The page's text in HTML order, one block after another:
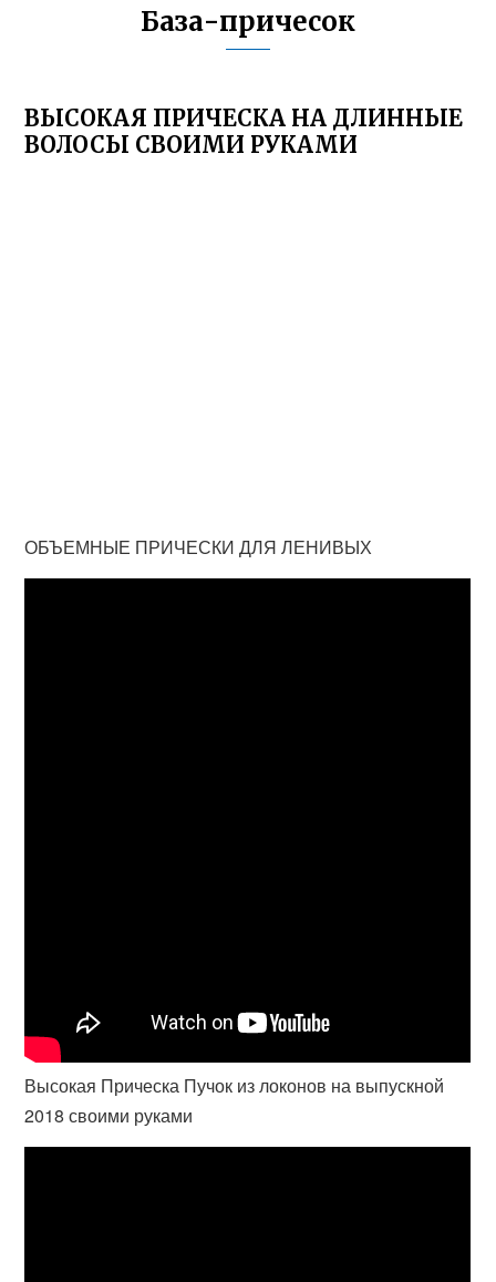
База-причесок
ВЫСОКАЯ ПРИЧЕСКА НА ДЛИННЫЕ
ВОЛОСЫ СВОИМИ РУКАМИ
ОБЪЕМНЫЕ ПРИЧЕСКИ ДЛЯ ЛЕНИВЫХ
Высокая Прическа Пучок из локонов на выпускной
2018 своими руками